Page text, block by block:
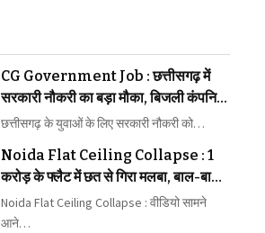
CG Government Job : छत्तीसगढ़ में
सरकारी नौकरी का बड़ा मौका, बिजली कंपनियों
में पहली बार 1235 पदों पर भर्ती
छत्तीसगढ़ के युवाओं के लिए सरकारी नौकरी को…
Noida Flat Ceiling Collapse : 1
करोड़ के फ्लैट में छत से गिरा मलबा, बाल-बाल
बचा बच्चा; VIDEO वायरल
Noida Flat Ceiling Collapse : वीडियो सामने
आने…